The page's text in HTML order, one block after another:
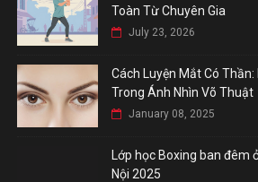
Toàn Từ Chuyên Gia
July 23, 2026
Cách Luyện Mắt Có
Trong Ánh Nhìn Võ Thuật
January 08, 2025
Lớp học Boxing ban đêm
Nội 2025